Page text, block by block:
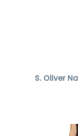
S. Oliver